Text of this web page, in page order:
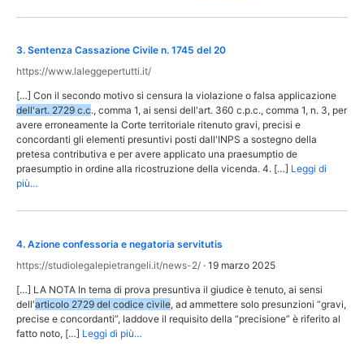
3. Sentenza Cassazione Civile n. 1745 del 20
https://www.laleggepertutti.it/
[…] Con il secondo motivo si censura la violazione o falsa applicazione
dell'art. 2729 c.c., comma 1, ai sensi dell'art. 360 c.p.c., comma 1, n. 3, per
avere erroneamente la Corte territoriale ritenuto gravi, precisi e
concordanti gli elementi presuntivi posti dall'INPS a sostegno della
pretesa contributiva e per avere applicato una praesumptio de
praesumptio in ordine alla ricostruzione della vicenda. 4. […] Leggi di
più…
4. Azione confessoria e negatoria servitutis
https://studiolegalepietrangeli.it/news-2/ · 19 marzo 2025
[…] LA NOTA In tema di prova presuntiva il giudice è tenuto, ai sensi
dell′articolo 2729 del codice civile, ad ammettere solo presunzioni “gravi,
precise e concordanti”, laddove il requisito della “precisione” è riferito al
fatto noto, […] Leggi di più…